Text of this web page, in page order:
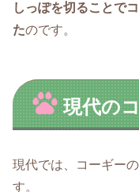
しっぽを切ることで
たのです。
現代の
現代では、コーギー
す。